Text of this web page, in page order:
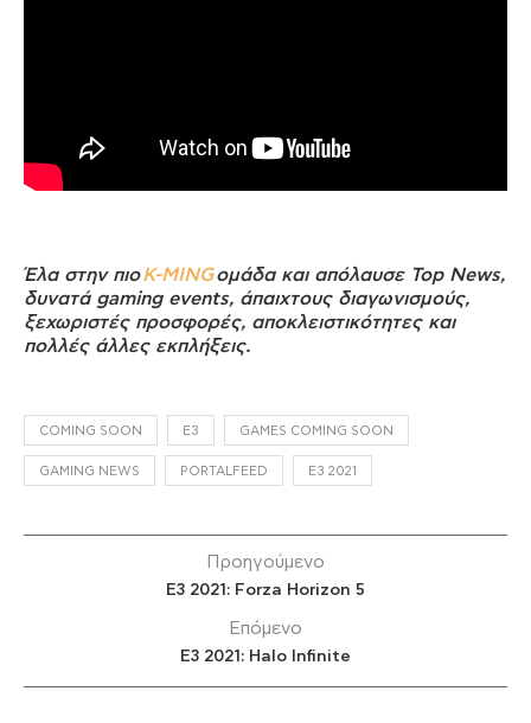
Έλα στην πιοK-MINGομάδα και απόλαυσε Top News,
δυνατά gaming events, άπαιχτους διαγωνισμούς,
ξεχωριστές προσφορές, αποκλειστικότητες και
πολλές άλλες εκπλήξεις.
COMING SOON E3 GAMES COMING SOON
GAMING NEWS PORTALFEED Ε3 2021
Προηγούμενο
E3 2021: Forza Horizon 5
Επόμενο
E3 2021: Halo Infinite